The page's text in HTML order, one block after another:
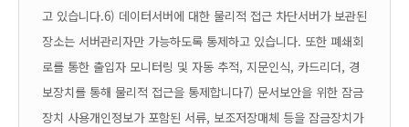
고 있습니다.6) 데이터서버에 대한 물리적 접근 차단서버가 보관된
장소는 서버관리자만 가능하도록 통제하고 있습니다. 또한 폐쇄회
로를 통한 출입자 모니터링 및 자동 추적, 지문인식, 카드리더, 경
보장치를 통해 물리적 접근을 통제합니다7) 문서보안을 위한 잠금
장치 사용개인정보가 포함된 서류, 보조저장매체 등을 잠금장치가